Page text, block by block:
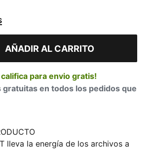
de deseos
AÑADIR AL CARRITO
para envio gratis!
gratuitas en todos los pedidos que
lleva la energía de los archivos a